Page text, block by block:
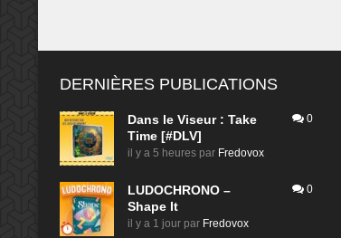
DERNIÈRES PUBLICATIONS
Dans le Viseur : Take
Time [#DLV]
il y a 5 heures par Fredovox
0
LUDOCHRONO –
Shape It
il y a 1 jour par Fredovox
0